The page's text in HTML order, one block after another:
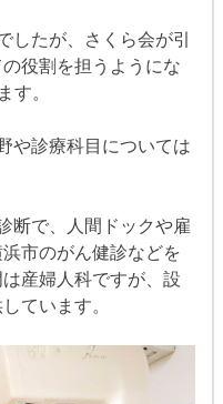
したが、さくら会が引
役割を担うようにな
す。
や診療科目については
断で、人間ドックや雇
市のがん健診などを
産婦人科ですが、設
ています。